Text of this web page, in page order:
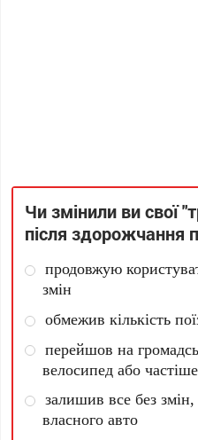
Чи змінили ви свої
після здорожчання
продовжую
змін
обмежив кількість
перейшов на
велосипед або
залишив все без
власного авто